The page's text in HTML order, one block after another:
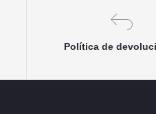
Política de